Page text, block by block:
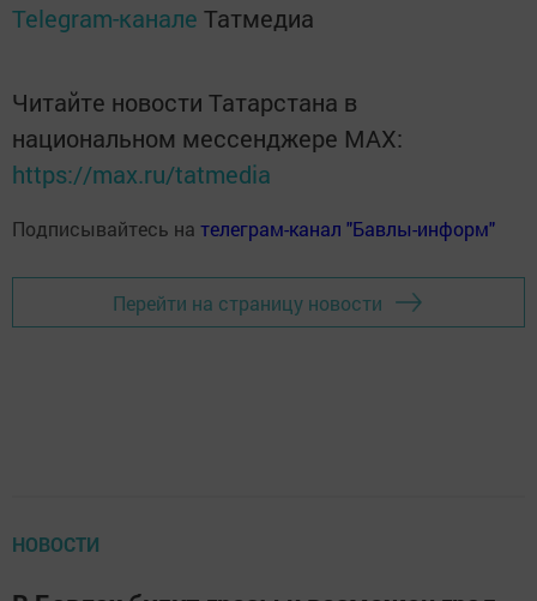
Telegram-канале Татмедиа
Читайте новости Татарстана в
национальном мессенджере MАХ:
https://max.ru/tatmedia
Подписывайтесь на телеграм-канал "Бавлы-информ"
Перейти на страницу новости
НОВОСТИ